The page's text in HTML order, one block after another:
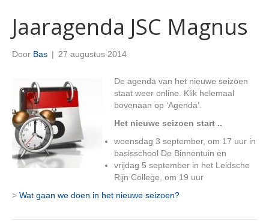
Jaaragenda JSC Magnus
Door Bas | 27 augustus 2014
De agenda van het nieuwe seizoen
staat weer online. Klik helemaal
bovenaan op ‘Agenda’.
Het nieuwe seizoen start ..
woensdag 3 september, om 17 uur in
basisschool De Binnentuin en
vrijdag 5 september in het Leidsche
Rijn College, om 19 uur
> Wat gaan we doen in het nieuwe seizoen?